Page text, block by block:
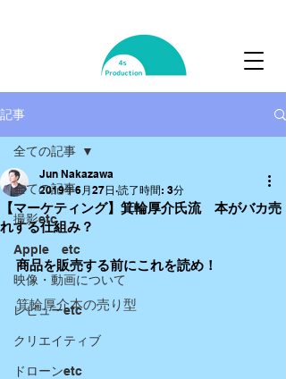
記事
全ての記事
撮影etc
Apple etc
映像・動画について
レビューetc
クリエイティブ
ドローンetc
全ての記事
【マーケティング】箕輪厚介氏流 本がバカ売
れする仕組み？
Jun Nakazawa
2019年6月27日 読了時間: 3分
商品を販売する前にこれを読め！
箕輪厚介本の売り型